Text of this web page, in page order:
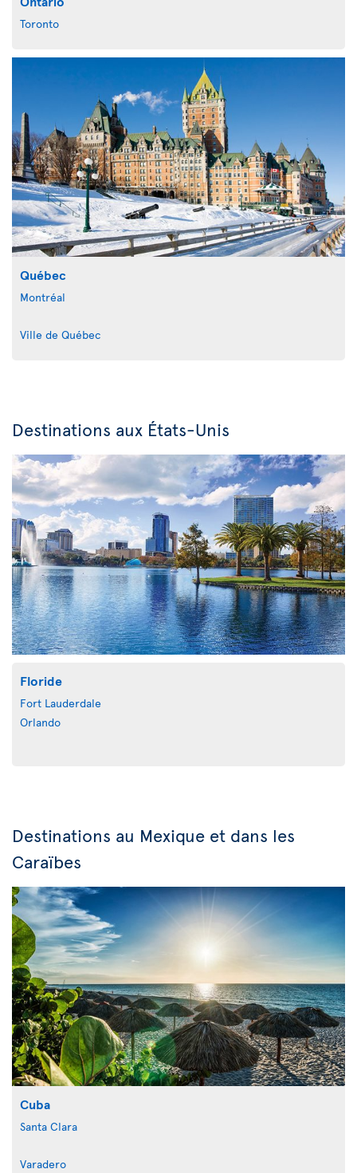
Toronto
Québec
Montréal
Ville de Québec
Destinations aux États-Unis
Floride
Fort Lauderdale
Orlando
Destinations au Mexique et dans les
Caraïbes
Cuba
Santa Clara
Varadero